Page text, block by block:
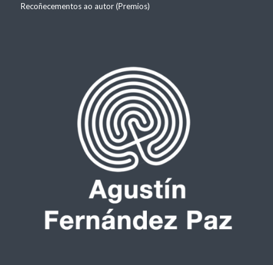
Recoñecementos ao autor (Premios)